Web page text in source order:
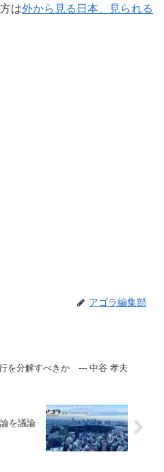
は外から見る日本、見られる
アゴラ編集部
を分解すべきか --- 中谷 孝夫
を議論